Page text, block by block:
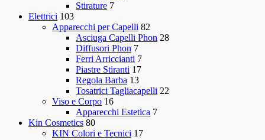
Stirature 7
Elettrici 103
Apparecchi per Capelli 82
Asciuga Capelli Phon 28
Diffusori Phon 7
Ferri Arriccianti 7
Piastre Stiranti 17
Regola Barba 13
Tosatrici Tagliacapelli 22
Viso e Corpo 16
Apparecchi Estetica 7
Kin Cosmetics 80
KIN Colori e Tecnici 17